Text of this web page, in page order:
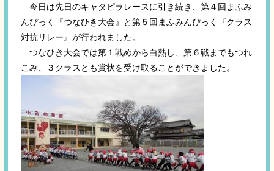
今日は先日のキャタピラレースに引き続き、第４回まふみ
んぴっく『つなひき大会』と第５回まふみんぴっく『クラス
対抗リレー』が行われました。
つなひき大会では第１戦めから白熱し、第６戦までもつれ
こみ、３クラスとも賞状を受け取ることができました。